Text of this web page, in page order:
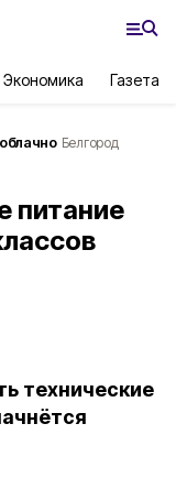
Экономика Газета
облачно Белгород
питание
технические